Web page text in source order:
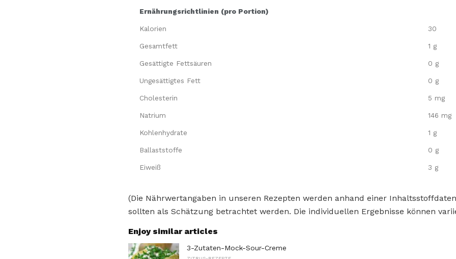
Ernährungsrichtlinien (pro Portion)
Kalorien 30
Gesamtfett 1 g
Gesättigte Fettsäuren 0 g
Ungesättigtes Fett 0 g
Cholesterin 5 mg
Natrium 146 mg
Kohlenhydrate 1 g
Ballaststoffe 0 g
Eiweiß 3 g
(Die Nährwertangaben in unseren Rezepten werden anhand einer
sollten als Schätzung betrachtet werden. Die individuellen Ergebnisse können
Enjoy similar articles
3-Zutaten-Mock-Sour-Creme